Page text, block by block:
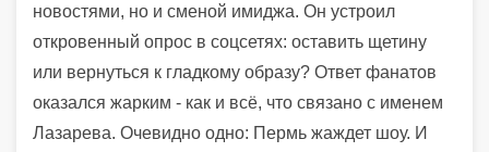
новостями, но и сменой имиджа. Он устроил
откровенный опрос в соцсетях: оставить щетину
или вернуться к гладкому образу? Ответ фанатов
оказался жарким - как и всё, что связано с именем
Лазарева. Очевидно одно: Пермь жаждет шоу. И